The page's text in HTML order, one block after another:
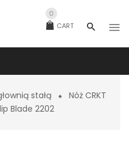
CART
0
stałą
Nóż CRKT
Blade 2202